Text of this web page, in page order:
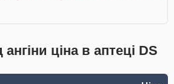
ціна в аптеці DS